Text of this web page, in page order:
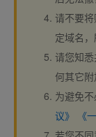
请不要
定域名
请您知
何其它
为避免
议》
《